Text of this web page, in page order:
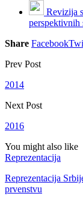
Revizija
perspektivnih
Share Facebook
Prev Post
2014
Next Post
2016
You might also like
Reprezentacija
Reprezentacija
prvenstvu